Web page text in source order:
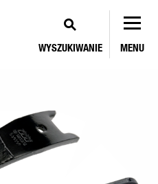
WYSZUKIWANIE MENU